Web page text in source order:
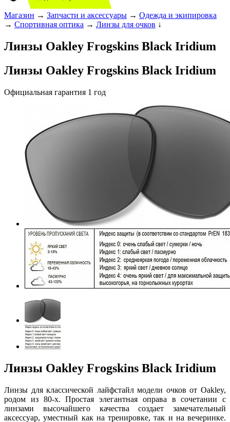
Магазин → Запчасти и аксессуары → Одежда и экипировка
→ Спортивная оптика → Линзы для очков ↓
Линзы Oakley Frogskins Black Iridium
Линзы Oakley Frogskins Black Iridium
Официальная гарантия 1 год
Линзы Oakley Frogskins Black Iridium
Линзы для классической лайфстайл модели очков от Oakley,
родом из 80-х. Простая элегантная оправа в сочетании с
линзами высочайшего качества создает замечательный
аксессуар, уместный как на тренировке, так и на вечеринке.